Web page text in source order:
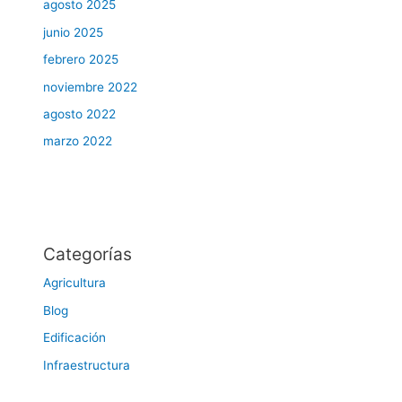
agosto 2025
junio 2025
febrero 2025
noviembre 2022
agosto 2022
marzo 2022
Categorías
Agricultura
Blog
Edificación
Infraestructura